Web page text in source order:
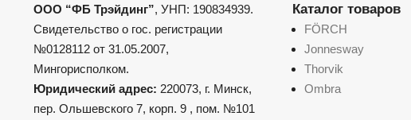
ООО “ФБ Трэйдинг”, УНП: 190834939.
Свидетельство о гос. регистрации
№0128112 от 31.05.2007,
Мингорисполком.
Юридический адрес: 220073, г. Минск,
пер. Ольшевского 7, корп. 9 , пом. №101
Каталог товаров
FÖRCH
Jonnesway
Thorvik
Ombra